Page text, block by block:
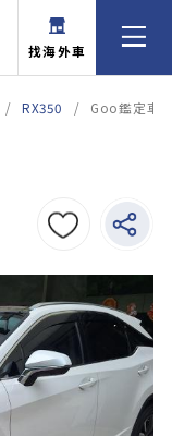
找海外車
RX350 Goo鑑定車